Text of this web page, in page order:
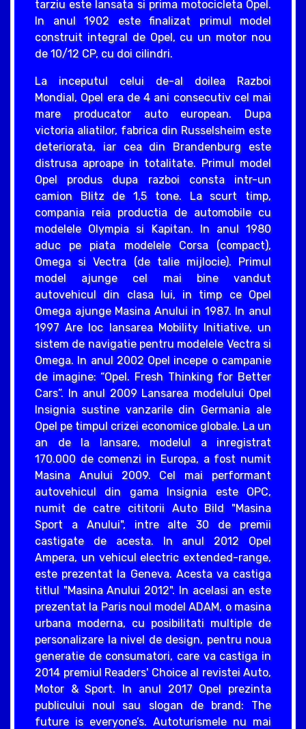
tarziu este lansata si prima motocicleta Opel.
In anul 1902 este finalizat primul model
construit integral de Opel, cu un motor nou
de 10/12 CP, cu doi cilindri.
La inceputul celui de-al doilea Razboi
Mondial, Opel era de 4 ani consecutiv cel mai
mare producator auto european. Dupa
victoria aliatilor, fabrica din Russelsheim este
deteriorata, iar cea din Brandenburg este
distrusa aproape in totalitate. Primul model
Opel produs dupa razboi consta intr-un
camion Blitz de 1,5 tone. La scurt timp,
compania reia productia de automobile cu
modelele Olympia si Kapitan. In anul 1980
aduc pe piata modelele Corsa (compact),
Omega si Vectra (de talie mijlocie). Primul
model ajunge cel mai bine vandut
autovehicul din clasa lui, in timp ce Opel
Omega ajunge Masina Anului in 1987. In anul
1997 Are loc lansarea Mobility Initiative, un
sistem de navigatie pentru modelele Vectra si
Omega. In anul 2002 Opel incepe o campanie
de imagine: “Opel. Fresh Thinking for Better
Cars”. In anul 2009 Lansarea modelului Opel
Insignia sustine vanzarile din Germania ale
Opel pe timpul crizei economice globale. La un
an de la lansare, modelul a inregistrat
170.000 de comenzi in Europa, a fost numit
Masina Anului 2009. Cel mai performant
autovehicul din gama Insignia este OPC,
numit de catre cititorii Auto Bild "Masina
Sport a Anului", intre alte 30 de premii
castigate de acesta. In anul 2012 Opel
Ampera, un vehicul electric extended-range,
este prezentat la Geneva. Acesta va castiga
titlul "Masina Anului 2012". In acelasi an este
prezentat la Paris noul model ADAM, o masina
urbana moderna, cu posibilitati multiple de
personalizare la nivel de design, pentru noua
generatie de consumatori, care va castiga in
2014 premiul Readers' Choice al revistei Auto,
Motor & Sport. In anul 2017 Opel prezinta
publicului noul sau slogan de brand: The
future is everyone’s. Autoturismele nu mai